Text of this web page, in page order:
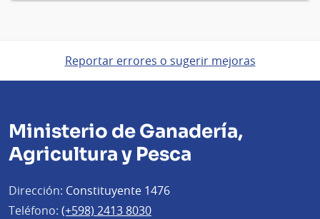
Reportar errores o sugerir mejoras
Ministerio de Ganadería,
Agricultura y Pesca
Dirección: Constituyente 1476
Teléfono: (+598) 2413 8030